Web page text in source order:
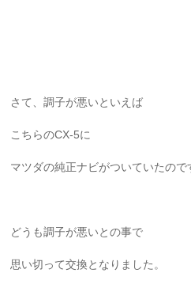
さて、調子が悪いといえば
こちらのCX-5に
マツダの純正ナビがついていたので
どうも調子が悪いとの事で
思い切って交換となりました。